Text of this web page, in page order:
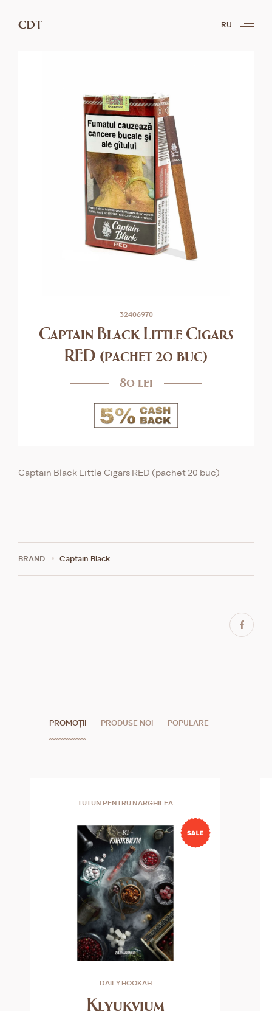
CDT RU
32406970
Captain Black Little Cigars
RED (pachet 20 buc)
80 lei
Captain Black Little Cigars RED (pachet 20 buc)
BRAND Captain Black
PROMOȚII PRODUSE NOI POPULARE
TUTUN PENTRU NARGHILEA
DAILY HOOKAH
Klyukvium